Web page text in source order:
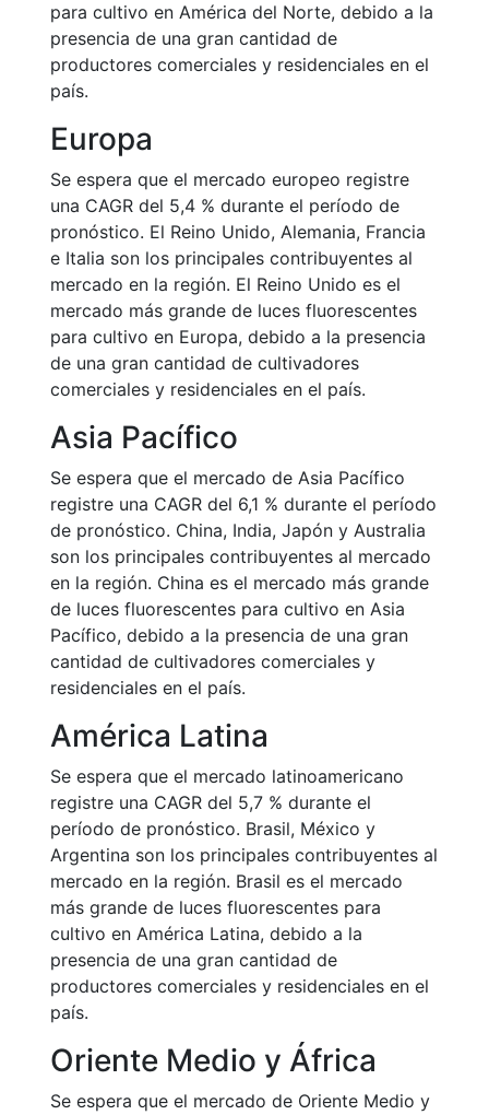
para cultivo en América del Norte, debido a la
presencia de una gran cantidad de
productores comerciales y residenciales en el
país.
Europa
Se espera que el mercado europeo registre
una CAGR del 5,4 % durante el período de
pronóstico. El Reino Unido, Alemania, Francia
e Italia son los principales contribuyentes al
mercado en la región. El Reino Unido es el
mercado más grande de luces fluorescentes
para cultivo en Europa, debido a la presencia
de una gran cantidad de cultivadores
comerciales y residenciales en el país.
Asia Pacífico
Se espera que el mercado de Asia Pacífico
registre una CAGR del 6,1 % durante el período
de pronóstico. China, India, Japón y Australia
son los principales contribuyentes al mercado
en la región. China es el mercado más grande
de luces fluorescentes para cultivo en Asia
Pacífico, debido a la presencia de una gran
cantidad de cultivadores comerciales y
residenciales en el país.
América Latina
Se espera que el mercado latinoamericano
registre una CAGR del 5,7 % durante el
período de pronóstico. Brasil, México y
Argentina son los principales contribuyentes al
mercado en la región. Brasil es el mercado
más grande de luces fluorescentes para
cultivo en América Latina, debido a la
presencia de una gran cantidad de
productores comerciales y residenciales en el
país.
Oriente Medio y África
Se espera que el mercado de Oriente Medio y